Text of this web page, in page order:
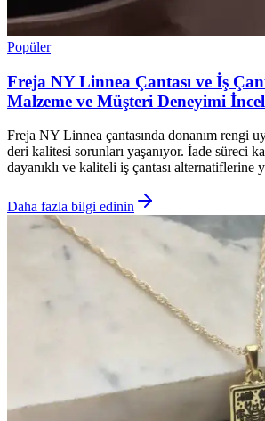
Popüler
Freja NY Linnea Çantası ve İş
Malzeme ve Müşteri Deneyimi
Freja NY Linnea çantasında donanım rengi
deri kalitesi sorunları yaşanıyor. İade süreci
dayanıklı ve kaliteli iş çantası alternatiflerine
Daha fazla bilgi edinin